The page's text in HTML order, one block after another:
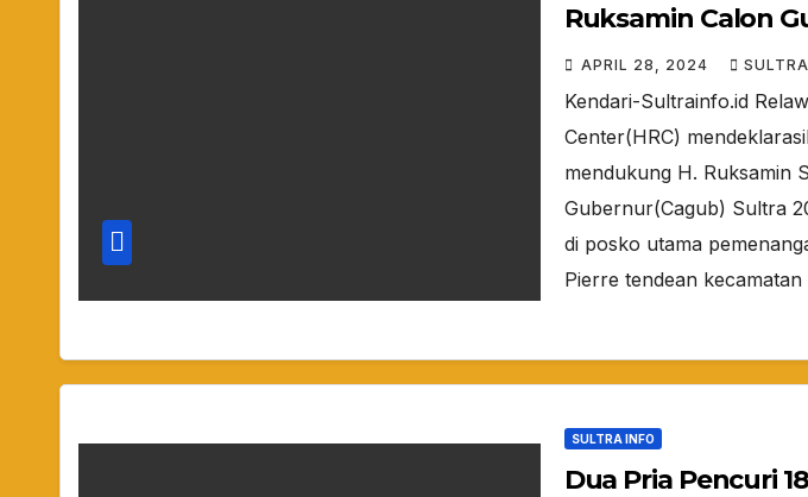
Ruksamin Calon
2024
APRIL 28, 2024
Kendari-Sultrainfo.id
Center(HRC)
mendukung H. Ruksamin
Gubernur(Cagub) Sultra
di posko utama
Pierre tendean
SULTRA INFO
Dua Pria Pencuri